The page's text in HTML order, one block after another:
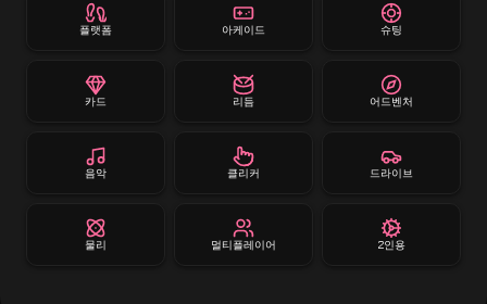
플랫폼 아케이드 슈팅
카드 리듬 어드벤처
음악 클리커 드라이브
물리 멀티플레이어 2인용